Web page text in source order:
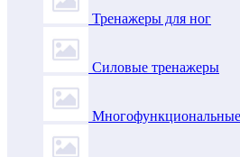
Тренажеры для ног
Силовые тренажеры